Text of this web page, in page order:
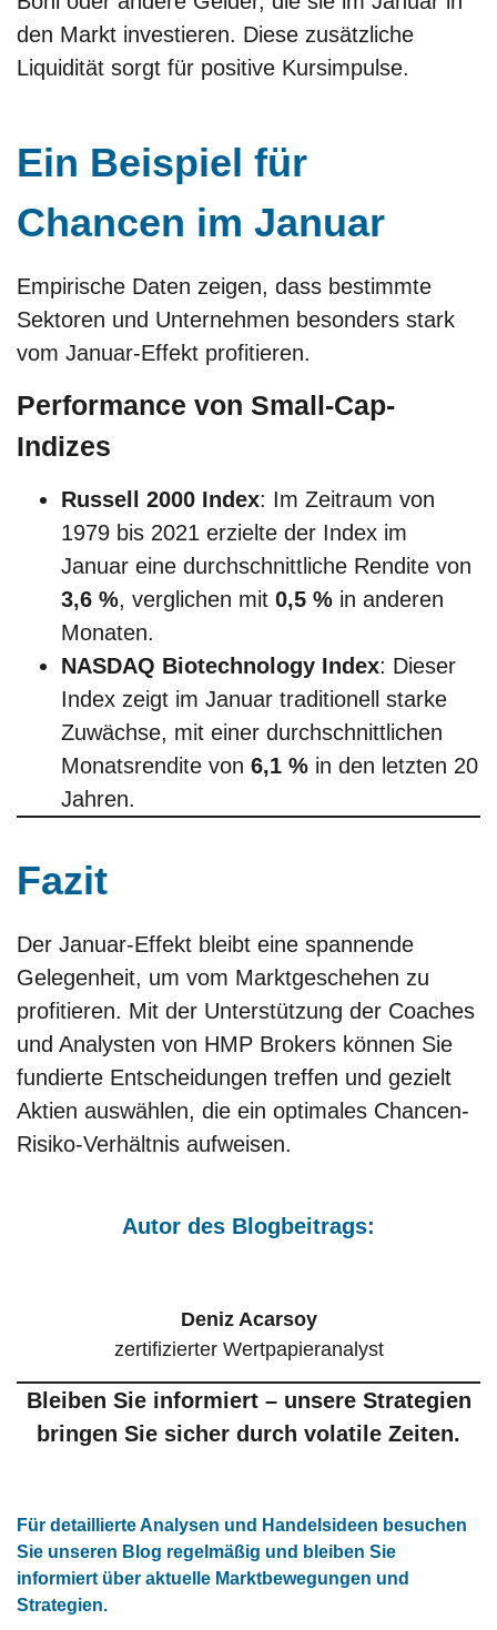
den Markt investieren. Diese zusätzliche
Liquidität sorgt für positive Kursimpulse.
Ein Beispiel für
Chancen im Januar
Empirische Daten zeigen, dass bestimmte
Sektoren und Unternehmen besonders stark
vom Januar-Effekt profitieren.
Performance von Small-Cap-
Indizes
Russell 2000 Index: Im Zeitraum von
1979 bis 2021 erzielte der Index im
Januar eine durchschnittliche Rendite von
3,6 %, verglichen mit 0,5 % in anderen
Monaten.
NASDAQ Biotechnology Index: Dieser
Index zeigt im Januar traditionell starke
Zuwächse, mit einer durchschnittlichen
Monatsrendite von 6,1 % in den letzten 20
Jahren.
Fazit
Der Januar-Effekt bleibt eine spannende
Gelegenheit, um vom Marktgeschehen zu
profitieren. Mit der Unterstützung der Coaches
und Analysten von HMP Brokers können Sie
fundierte Entscheidungen treffen und gezielt
Aktien auswählen, die ein optimales Chancen-
Risiko-Verhältnis aufweisen.
Autor des Blogbeitrags:
Deniz Acarsoy
zertifizierter Wertpapieranalyst
Bleiben Sie informiert – unsere Strategien
bringen Sie sicher durch volatile Zeiten.
Für detaillierte Analysen und Handelsideen besuchen
Sie unseren Blog regelmäßig und bleiben Sie
informiert über aktuelle Marktbewegungen und
Strategien.